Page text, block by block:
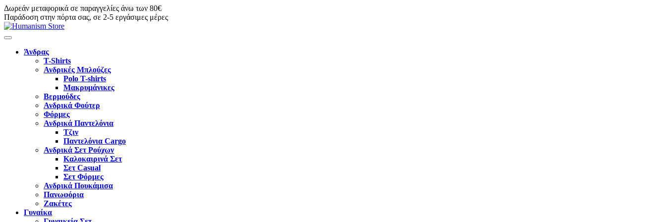
Δωρεάν μεταφορικά σε παραγγελίες άνω των 80€
Παράδοση στην πόρτα σας, σε 2-5 εργάσιμες μέρες
Άνδρας
T-Shirts
Ανδρικές Μπλούζες
Polo T-shirts
Μακρυμάνικες
Βερμούδες
Ανδρικά Φούτερ
Φόρμες
Ανδρικά Παντελόνια
Τζιν
Παντελόνια Cargo
Ανδρικά Σετ Ρούχων
Καλοκαιρινά Σετ
Σετ Casual
Σετ Φόρμες
Ανδρικά Πουκάμισα
Πανωφόρια
Ζακέτες
Γυναίκα